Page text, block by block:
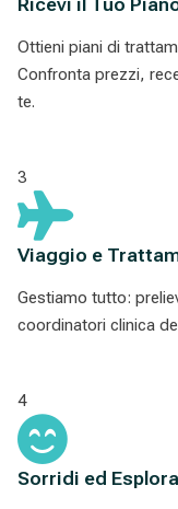
Ottieni piani di
Confronta prezzi,
te.
3
Viaggio e
Gestiamo tutto:
coordinatori clinica
4
Sorridi ed Esplora